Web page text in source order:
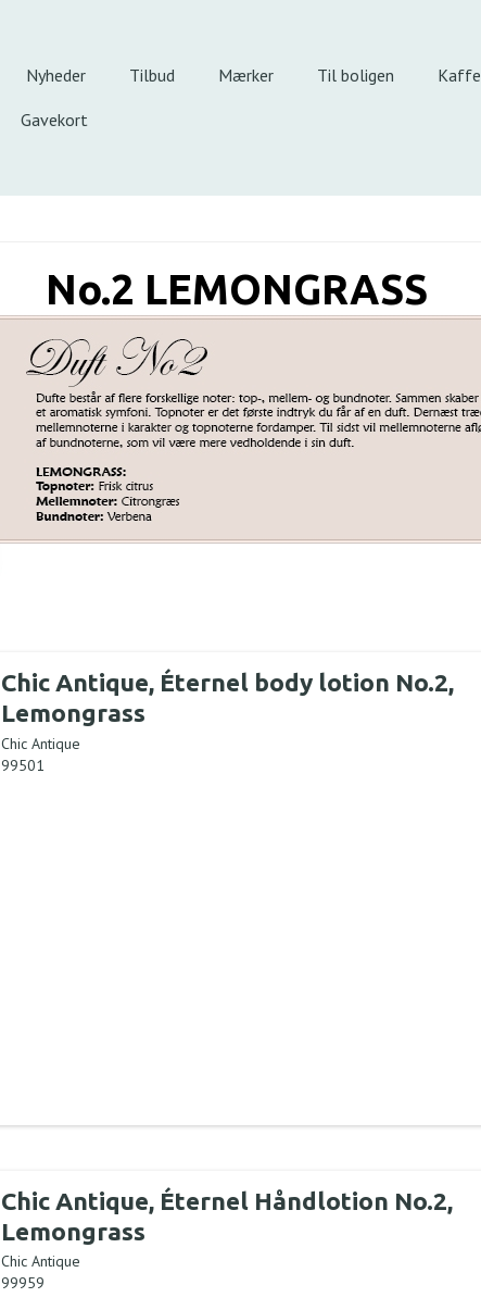
Nyheder Tilbud Mærker Til boligen Kaffe
Gavekort
No.2 LEMONGRASS
Chic Antique, Éternel body lotion No.2,
Lemongrass
Chic Antique
99501
Chic Antique, Éternel Håndlotion No.2,
Lemongrass
Chic Antique
99959